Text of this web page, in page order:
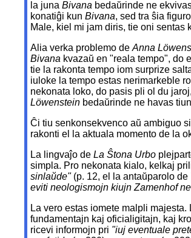
la junaBivana bedaŭrinde ne
konatiĝi kunBivana, sed tra ŝia
Male, kiel mi jam diris, tie oni sentas
Alia verka problemo deAnna
Bivana kvazaŭ en "reala tempo", do
tie la rakonta tempo iom surprize
iuloke la tempo estas nerimarkeble
nekonata loko, do pasis pli ol du
Löwenstein bedaŭrinde ne havas
Ĉi tiu senkonsekvenco aŭ ambiguo
rakonti el la aktuala momento de la
La lingvaĵo deLa Ŝtona Urbo
simpla. Pro nekonata kialo, kelkaj
sinlaŭde"(p. 12, el la antaŭparolo de
eviti neologismojn kiujn Zamenhof
La vero estas iomete malpli
fundamentajn kaj oficialigitajn, kaj
ricevi informojn pri "iuj eventuale